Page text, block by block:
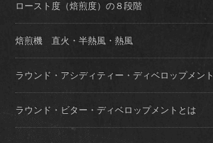
ロースト度（焙煎度）の８段階
焙煎機 直火・半熱風・熱風
ラウンド・アシディティー・ディベロップメン
ラウンド・ビター・ディベロップメントとは